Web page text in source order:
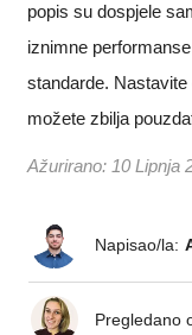
popis su dospjele
iznimne
standarde.
možete zbilja
Ažurirano: 10 Lipnja
Pregledano
Napisao/la: